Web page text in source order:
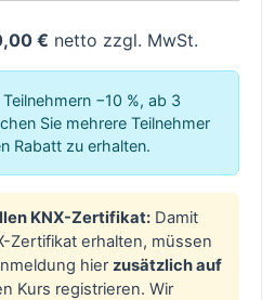
€ netto zzgl. MwSt.
−10 %, ab 3
Sie mehrere Teilnehmer
Rabatt zu erhalten.
KNX-Zertifikat: Damit
Zertifikat erhalten, müssen
hierzusätzlich auf
Kurs registrieren. Wir